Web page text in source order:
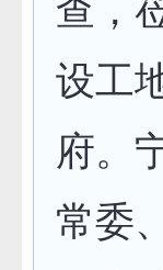
查，
设工
府。
常委